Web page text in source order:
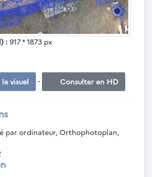
: 917 * 1873 px
visuel
- Consulter en HD
par ordinateur, Orthophotoplan,